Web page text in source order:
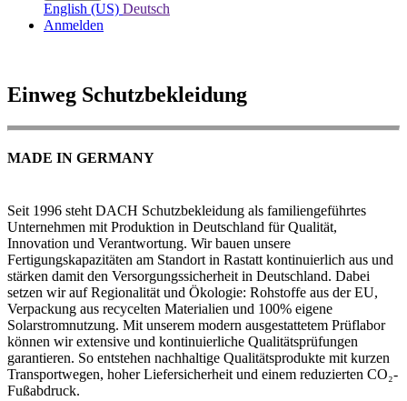
English (US) Deutsch
Anmelden
Einweg Schutzbekleidung
MADE IN GERMANY
Seit 1996 steht DACH Schutzbekleidung als familiengeführtes
Unternehmen mit Produktion in Deutschland für Qualität,
Innovation und Verantwortung. Wir bauen unsere
Fertigungskapazitäten am Standort in Rastatt kontinuierlich aus und
stärken damit den Versorgungssicherheit in Deutschland. Dabei
setzen wir auf Regionalität und Ökologie: Rohstoffe aus der EU,
Verpackung aus recycelten Materialien und 100% eigene
Solarstromnutzung. Mit unserem modern ausgestattetem Prüflabor
können wir extensive und kontinuierliche Qualitätsprüfungen
garantieren. So entstehen nachhaltige Qualitätsprodukte mit kurzen
Transportwegen, hoher Liefersicherheit und einem reduzierten CO₂-
Fußabdruck.